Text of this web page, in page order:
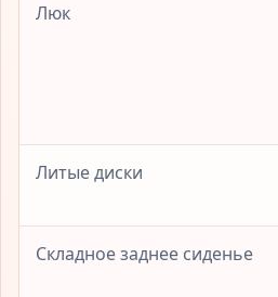
Люк
Литые диски
Складное заднее сиденье